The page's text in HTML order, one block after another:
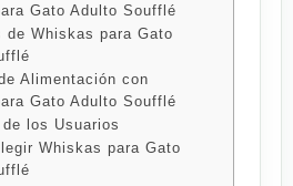
Gato Adulto Soufflé
de Whiskas para Gato
Alimentación con
Gato Adulto Soufflé
los Usuarios
Whiskas para Gato